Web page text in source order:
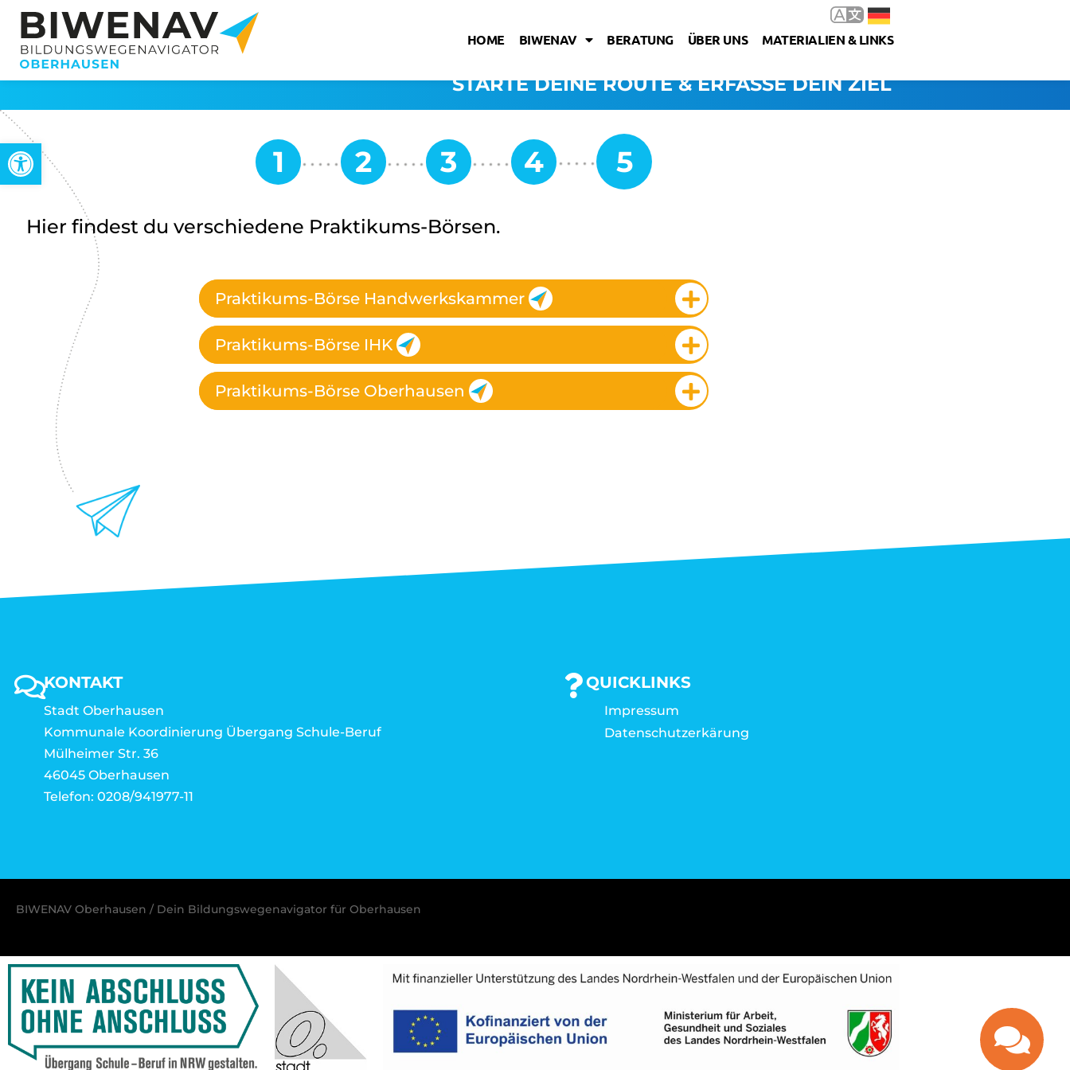
Werkzeugleiste öffnen
HOME BIWENAV BERATUNG ÜBER UNS MATERIALIEN & LINKS
STARTE DEINE ROUTE & ERFASSE DEIN ZIEL
Hier findest du verschiedene Praktikums-Börsen.
Praktikums-Börse Handwerkskammer
Praktikums-Börse IHK
Praktikums-Börse Oberhausen
KONTAKT
Stadt Oberhausen
Kommunale Koordinierung Übergang Schule-Beruf
Mülheimer Str. 36
46045 Oberhausen
Telefon: 0208/941977-11
QUICKLINKS
Impressum
Datenschutzerkärung
BIWENAV Oberhausen / Dein Bildungswegenavigator für Oberhausen